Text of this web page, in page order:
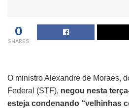
0
SHARES
O ministro Alexandre de Moraes,
Federal (STF), negou nesta
esteja condenando “velhinhas